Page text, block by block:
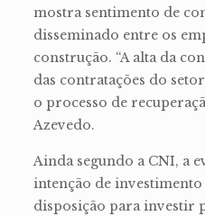
mostra sentimento de
disseminado entre os
construção. “A alta da
das contratações do
o processo de
Azevedo.
Ainda segundo a CNI, a
intenção de
disposição para investir